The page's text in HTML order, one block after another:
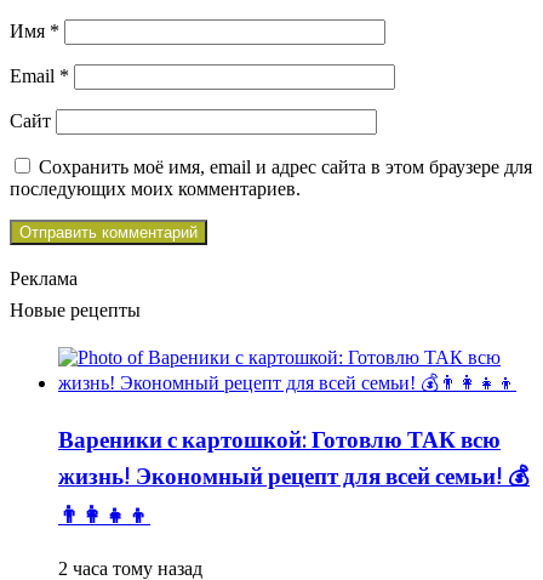
Имя *
Email *
Сайт
Сохранить моё имя, email и адрес сайта в этом браузере для
последующих моих комментариев.
Реклама
Новые рецепты
Вареники с картошкой: Готовлю ТАК всю
жизнь! Экономный рецепт для всей семьи! 💰
👨👩👧👦
2 часа тому назад